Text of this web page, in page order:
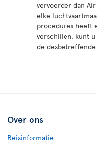
vervoerder dan Air
elke
procedures heeft
verschillen, kunt
de desbetreffende
Over ons
Reisinformatie